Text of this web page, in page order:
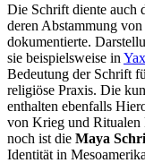
Die Schrift diente auch
deren Abstammung
dokumentierte.
sie beispielsweise in
Bedeutung der Schrift
religiöse Praxis. Die
enthalten ebenfalls
von Krieg und Ritualen
noch ist die Maya
Identität in